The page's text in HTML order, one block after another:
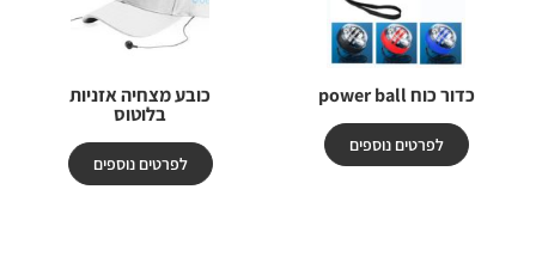
כדור כוח power ball
לפרטים נוספים
כובע מצחיה אזניות
בלוטוס
לפרטים נוספים